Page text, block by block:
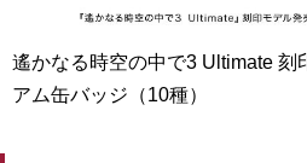
遙かなる時空の中で3 Ultimate 刻
アム缶バッジ（10種）